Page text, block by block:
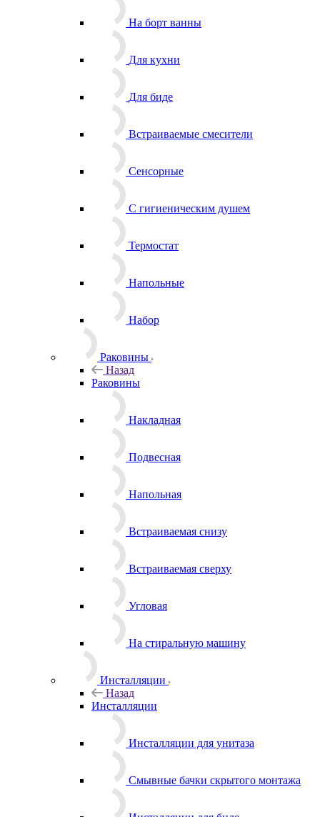
На борт ванны
Для кухни
Для биде
Встраиваемые смесители
Сенсорные
С гигиеническим душем
Термостат
Напольные
Набор
Раковины
Назад
Раковины
Накладная
Подвесная
Напольная
Встраиваемая снизу
Встраиваемая сверху
Угловая
На стиральную машину
Инсталляции
Назад
Инсталляции
Инсталляции для унитаза
Смывные бачки скрытого монтажа